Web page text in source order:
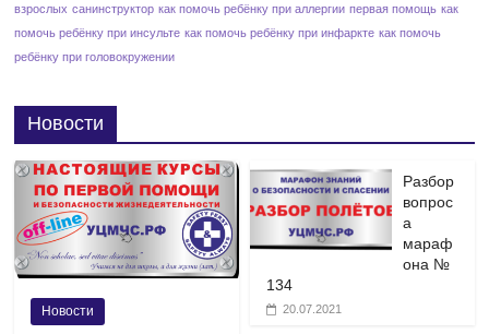
взрослых санинструктор как помочь ребёнку при аллергии первая помощь как
помочь ребёнку при инсульте как помочь ребёнку при инфаркте как помочь
ребёнку при головокружении
Новости
Новости
Разбор
вопрос
а
мараф
она №
134
20.07.2021